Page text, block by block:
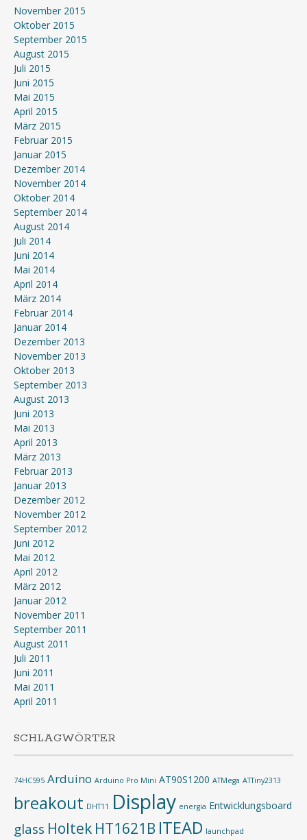
November 2015
Oktober 2015
September 2015
August 2015
Juli 2015
Juni 2015
Mai 2015
April 2015
März 2015
Februar 2015
Januar 2015
Dezember 2014
November 2014
Oktober 2014
September 2014
August 2014
Juli 2014
Juni 2014
Mai 2014
April 2014
März 2014
Februar 2014
Januar 2014
Dezember 2013
November 2013
Oktober 2013
September 2013
August 2013
Juni 2013
Mai 2013
April 2013
März 2013
Februar 2013
Januar 2013
Dezember 2012
November 2012
September 2012
Juni 2012
Mai 2012
April 2012
März 2012
Januar 2012
November 2011
September 2011
August 2011
Juli 2011
Juni 2011
Mai 2011
April 2011
SCHLAGWÖRTER
74HC595 Arduino Arduino Pro Mini AT90S1200 ATMega ATTiny2313
breakout DHT11 Display energia Entwicklungsboard
glass Holtek HT1621B ITEAD launchpad